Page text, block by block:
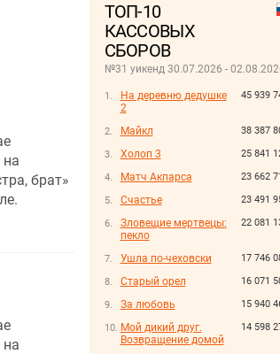
ТОП-10
КАССОВЫХ
СБОРОВ
№31 уикенд 30.07.2026 -
45 939
На деревню дедушке
2
38 387
Майкл
25 841
Холоп 3
23 662
Матч Акпарса
23 491
Счастье
22 081
Зловещие мертвецы:
пекло
17 746
Ушла по-чеховски
16 071
Старый орел
15 940
За любовь
14 598
Мой дикий друг.
Возвращение домой
брат»
.